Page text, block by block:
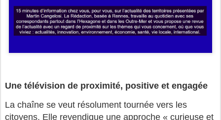
Une télévision de proximité, positive et engagée
La chaîne se veut résolument tournée vers les
citoyens. Elle revendique une approche « curieuse et